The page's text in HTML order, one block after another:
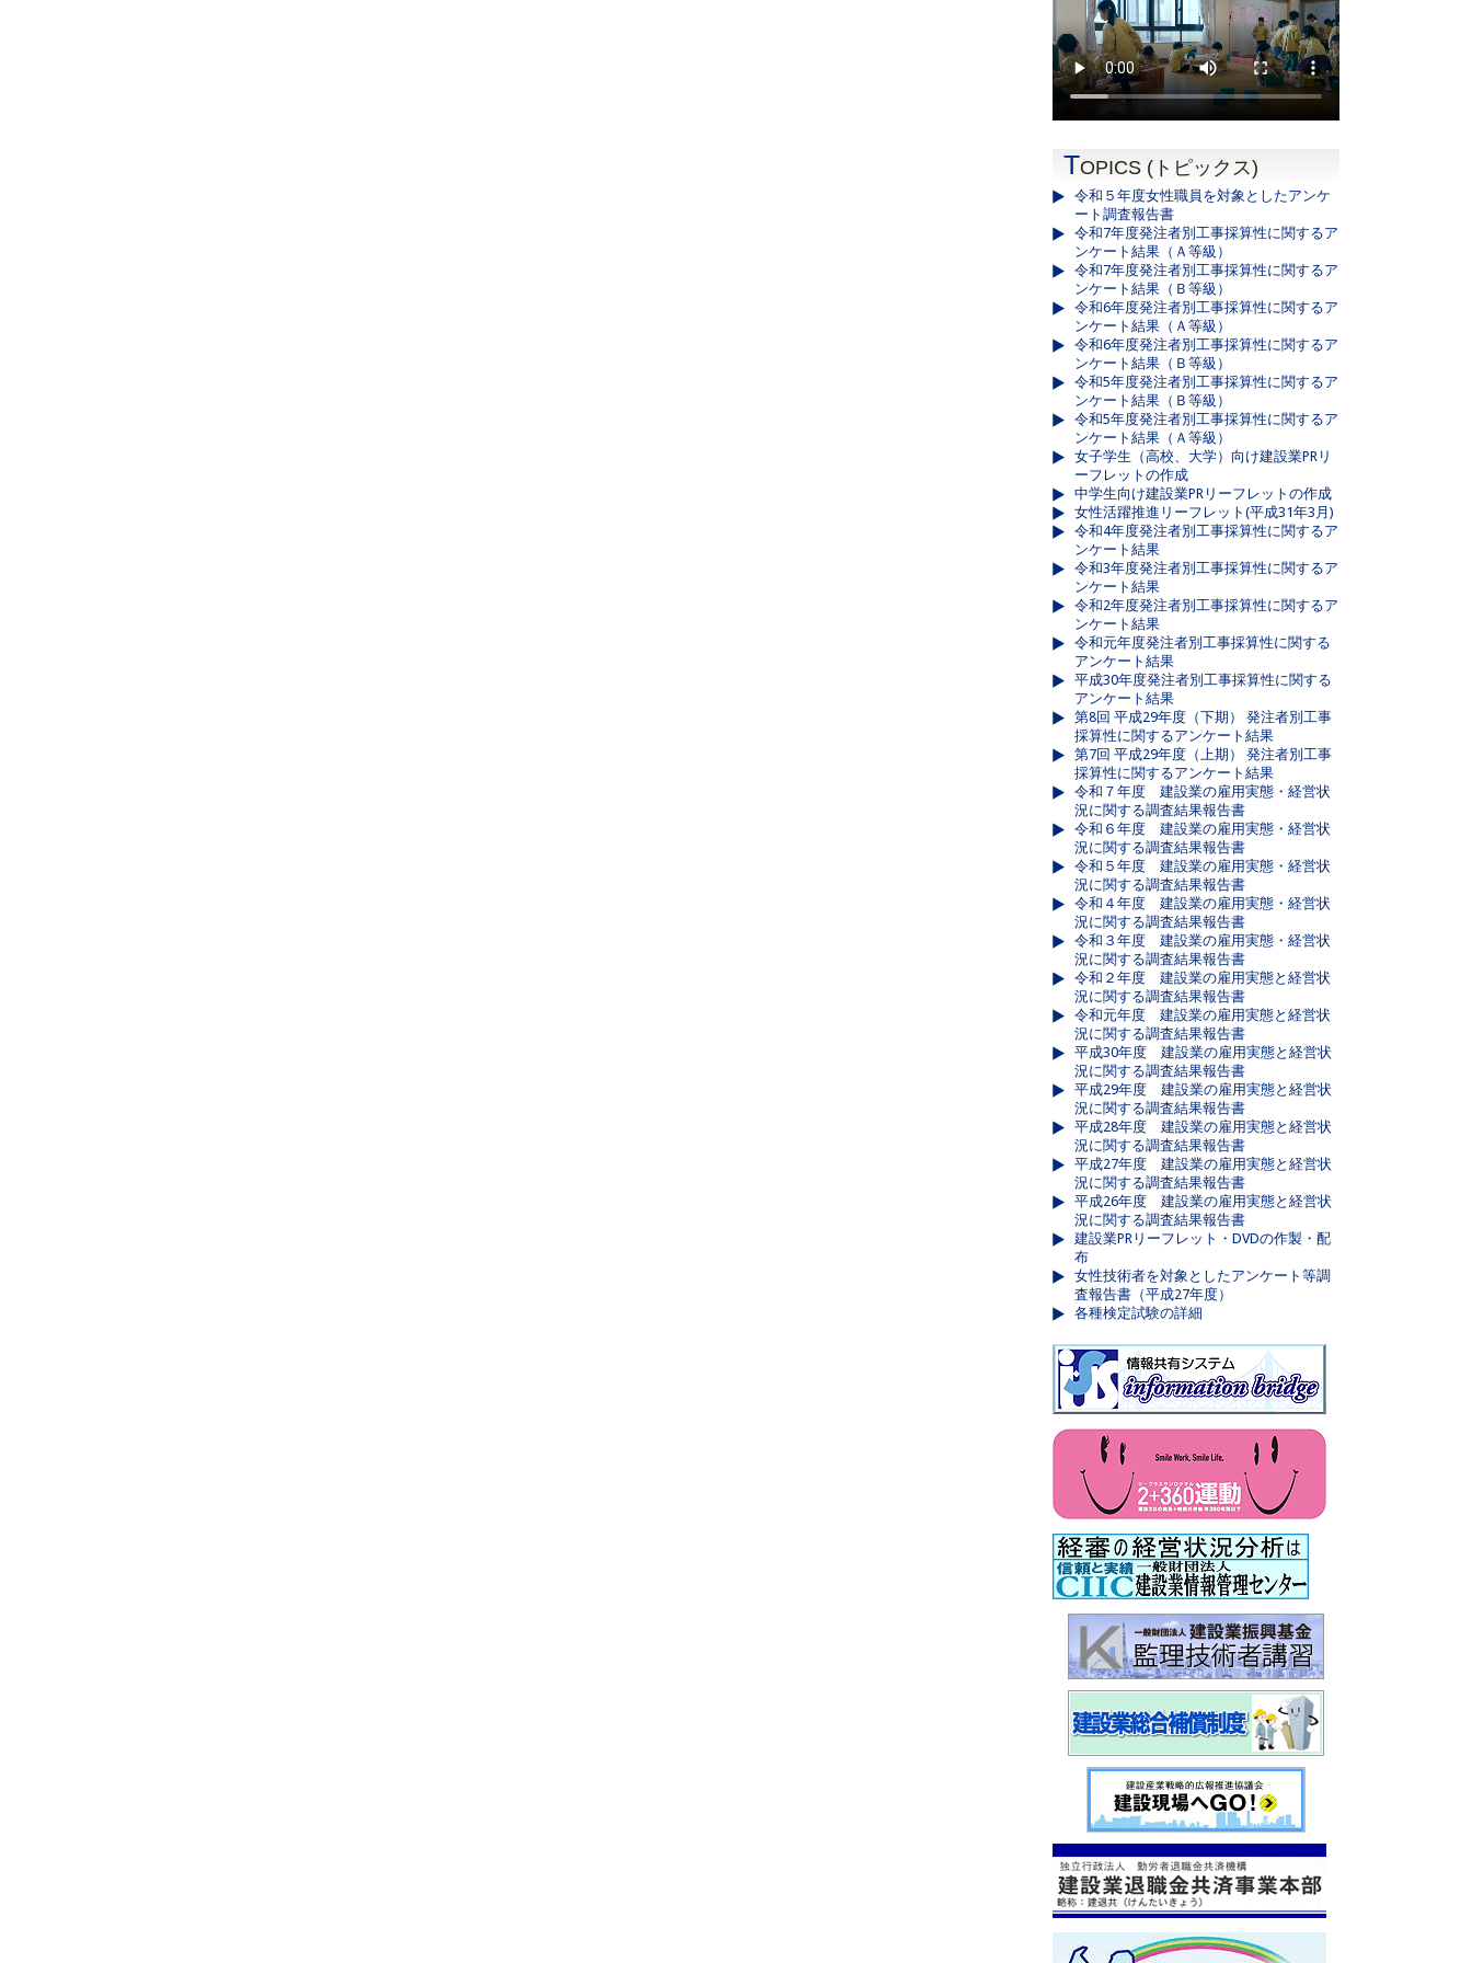
TOPICS (トピックス)
令和５年度女性職員を対象としたアンケ
ート調査報告書
令和7年度発注者別工事採算性に関するア
ンケート結果（Ａ等級）
令和7年度発注者別工事採算性に関するア
ンケート結果（Ｂ等級）
令和6年度発注者別工事採算性に関するア
ンケート結果（Ａ等級）
令和6年度発注者別工事採算性に関するア
ンケート結果（Ｂ等級）
令和5年度発注者別工事採算性に関するア
ンケート結果（Ｂ等級）
令和5年度発注者別工事採算性に関するア
ンケート結果（Ａ等級）
女子学生（高校、大学）向け建設業PRリ
ーフレットの作成
中学生向け建設業PRリーフレットの作成
女性活躍推進リーフレット(平成31年3月)
令和4年度発注者別工事採算性に関するア
ンケート結果
令和3年度発注者別工事採算性に関するア
ンケート結果
令和2年度発注者別工事採算性に関するア
ンケート結果
令和元年度発注者別工事採算性に関する
アンケート結果
平成30年度発注者別工事採算性に関する
アンケート結果
第8回 平成29年度（下期） 発注者別工事
採算性に関するアンケート結果
第7回 平成29年度（上期） 発注者別工事
採算性に関するアンケート結果
令和７年度 建設業の雇用実態・経営状
況に関する調査結果報告書
令和６年度 建設業の雇用実態・経営状
況に関する調査結果報告書
令和５年度 建設業の雇用実態・経営状
況に関する調査結果報告書
令和４年度 建設業の雇用実態・経営状
況に関する調査結果報告書
令和３年度 建設業の雇用実態・経営状
況に関する調査結果報告書
令和２年度 建設業の雇用実態と経営状
況に関する調査結果報告書
令和元年度 建設業の雇用実態と経営状
況に関する調査結果報告書
平成30年度 建設業の雇用実態と経営状
況に関する調査結果報告書
平成29年度 建設業の雇用実態と経営状
況に関する調査結果報告書
平成28年度 建設業の雇用実態と経営状
況に関する調査結果報告書
平成27年度 建設業の雇用実態と経営状
況に関する調査結果報告書
平成26年度 建設業の雇用実態と経営状
況に関する調査結果報告書
建設業PRリーフレット・DVDの作製・配
布
女性技術者を対象としたアンケート等調
査報告書（平成27年度）
各種検定試験の詳細